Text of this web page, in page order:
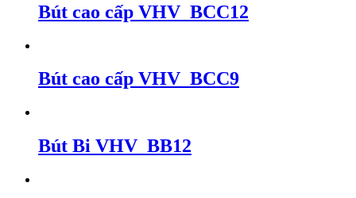
Bút cao cấp VHV_BCC12
Bút cao cấp VHV_BCC9
Bút Bi VHV_BB12